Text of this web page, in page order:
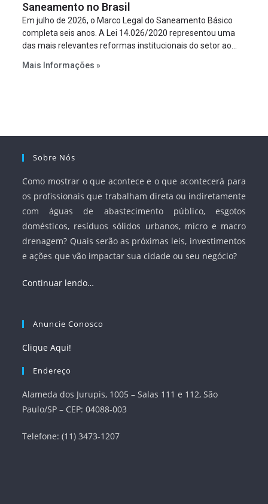
Saneamento no Brasil
Em julho de 2026, o Marco Legal do Saneamento Básico
completa seis anos. A Lei 14.026/2020 representou uma
das mais relevantes reformas institucionais do setor ao
serviços, ampliar a participação da iniciativa privada,
Mais Informações »
Sobre Nós
Como mostrar o que acontece e o que acontecerá para
os profissionais que trabalham direta ou indiretamente
com águas de abastecimento público, esgotos
domésticos, resíduos sólidos urbanos, micro e macro
drenagem? Quais serão as próximas leis, investimentos
e ações que vão impactar sua cidade ou seu negócio?
Continuar lendo…
Anuncie Conosco
Clique Aqui!
Endereço
Alameda dos Jurupis, 1005 – Salas 111 e 112, São
Paulo/SP – CEP: 04088-003
Telefone: (11) 3473-1207